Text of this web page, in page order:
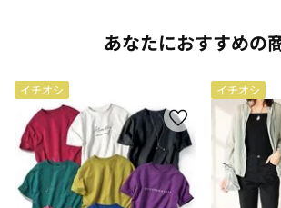
あなたにおすすめの
イチオシ イチオシ